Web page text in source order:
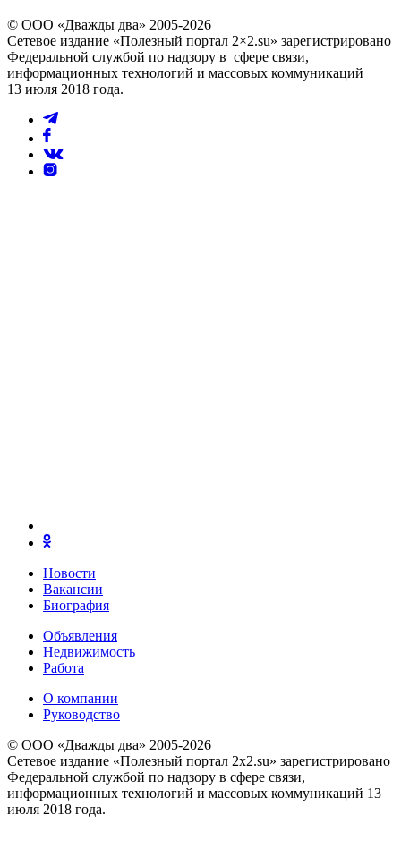
© ООО «Дважды два» 2005-2026
Сетевое издание «Полезный портал 2×2.su» зарегистрировано
Федеральной службой по надзору в сфере связи,
информационных технологий и массовых коммуникаций
13 июля 2018 года.
Новости
Вакансии
Биография
Объявления
Недвижимость
Работа
О компании
Руководство
© ООО «Дважды два» 2005-2026
Сетевое издание «Полезный портал 2x2.su» зарегистрировано
Федеральной службой по надзору в сфере связи,
информационных технологий и массовых коммуникаций 13
июля 2018 года.